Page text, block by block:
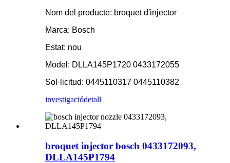
Nom del producte: broquet d'injector
Marca: Bosch
Estat: nou
Model: DLLA145P1720 0433172055
Sol·licitud: 0445110317 0445110382
investigaciódetall
broquet injector bosch 0433172093,
DLLA145P1794